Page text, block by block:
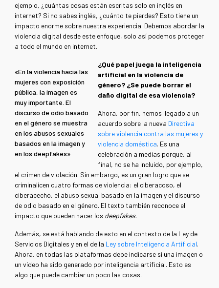
ejemplo, ¿cuántas cosas están escritas solo en inglés en
internet? Si no sabes inglés, ¿cuánto te pierdes? Esto tiene un
impacto enorme sobre nuestra experiencia. Debemos abordar la
violencia digital desde este enfoque, solo así podemos proteger
a todo el mundo en internet.
«En la violencia hacia las
mujeres con exposición
pública, la imagen es
muy importante. El
discurso de odio basado
en el género se muestra
en los abusos sexuales
basados en la imagen y
en los deepfakes»
¿Qué papel juega la inteligencia
artificial en la violencia de
género? ¿Se puede borrar el
daño digital de esa violencia?
Ahora, por fin, hemos llegado a un
acuerdo sobre la nueva Directiva
sobre violencia contra las mujeres y
violencia doméstica. Es una
celebración a medias porque, al
final, no se ha incluido, por ejemplo,
el crimen de violación. Sin embargo, es un gran logro que se
criminalicen cuatro formas de violencia: el ciberacoso, el
ciberacecho, el abuso sexual basado en la imagen y el discurso
de odio basado en el género. El texto también reconoce el
impacto que pueden hacer los deepfakes.
Además, se está hablando de esto en el contexto de la Ley de
Servicios Digitales y en el de la Ley sobre Inteligencia Artificial.
Ahora, en todas las plataformas debe indicarse si una imagen o
un vídeo ha sido generado por inteligencia artificial. Esto es
algo que puede cambiar un poco las cosas.